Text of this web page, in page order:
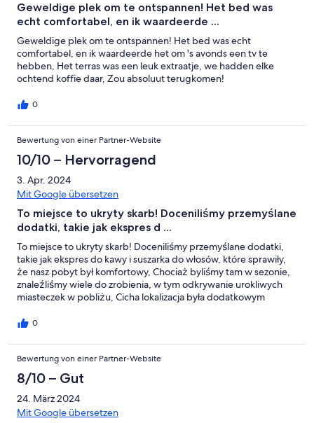
Geweldige plek om te ontspannen! Het bed was
echt comfortabel, en ik waardeerde ...
Geweldige plek om te ontspannen! Het bed was echt
comfortabel, en ik waardeerde het om 's avonds een tv te
hebben, Het terras was een leuk extraatje, we hadden elke
ochtend koffie daar, Zou absoluut terugkomen!
0
Bewertung von einer Partner-Website
10/10 – Hervorragend
3. Apr. 2024
Mit Google übersetzen
To miejsce to ukryty skarb! Doceniliśmy przemyślane
dodatki, takie jak ekspres d ...
To miejsce to ukryty skarb! Doceniliśmy przemyślane dodatki,
takie jak ekspres do kawy i suszarka do włosów, które sprawiły,
że nasz pobyt był komfortowy, Chociaż byliśmy tam w sezonie,
znaleźliśmy wiele do zrobienia, w tym odkrywanie urokliwych
miasteczek w pobliżu, Cicha lokalizacja była dodatkowym
0
Bewertung von einer Partner-Website
8/10 – Gut
24. März 2024
Mit Google übersetzen